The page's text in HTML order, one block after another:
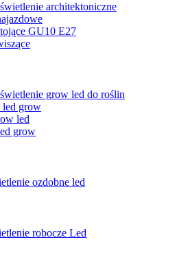
architektoniczne
GU10 E27
grow led do roślin
led grow
led
grow
ozdobne led
robocze Led